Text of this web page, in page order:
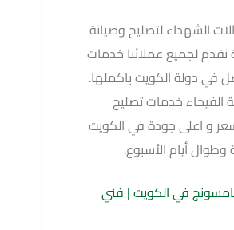
الشهداء لتصليح وصيانة
نقدم لجميع عملائنا خدمات
في دولة الكويت باكملها.
خدمات تصليح
و اعلى جودة في الكويت
أيام الأسبوع.
في الكويت | فني